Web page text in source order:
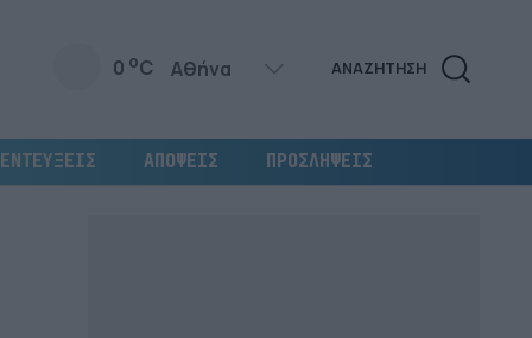
0 oC ΑΝΑΖΗΤΗΣΗ
ΑΠΟΨΕΙΣ ΠΡΟΣΛΗΨΕΙΣ